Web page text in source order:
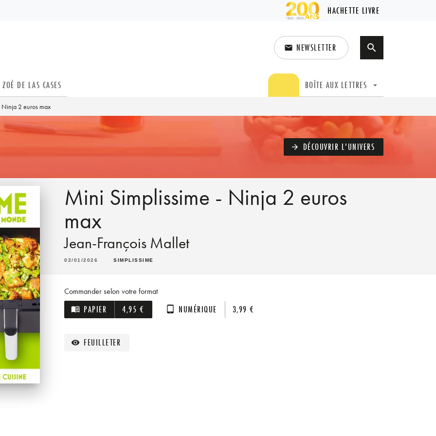
HACHETTE LIVRE
email NEWSLETTER search
ZOÉ DE LAS CASES BOÎTE AUX LETTRES arrow_drop_down
Ninja 2 euros max
arrow_forward DÉCOUVRIR L'UNIVERS
Mini Simplissime - Ninja 2 euros
max
Jean-François Mallet
02/01/2026 SIMPLISSIME
Commander selon votre format
menu_book PAPIER 4,95 € tablet_android NUMÉRIQUE 3,99 €
visibility FEUILLETER